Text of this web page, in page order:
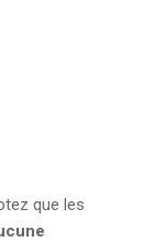
que les